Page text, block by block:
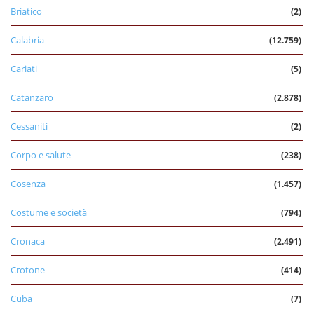
Briatico (2)
Calabria (12.759)
Cariati (5)
Catanzaro (2.878)
Cessaniti (2)
Corpo e salute (238)
Cosenza (1.457)
Costume e società (794)
Cronaca (2.491)
Crotone (414)
Cuba (7)